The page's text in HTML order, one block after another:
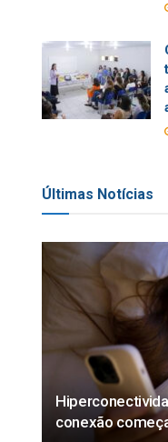
Últimas Notícias
conexão